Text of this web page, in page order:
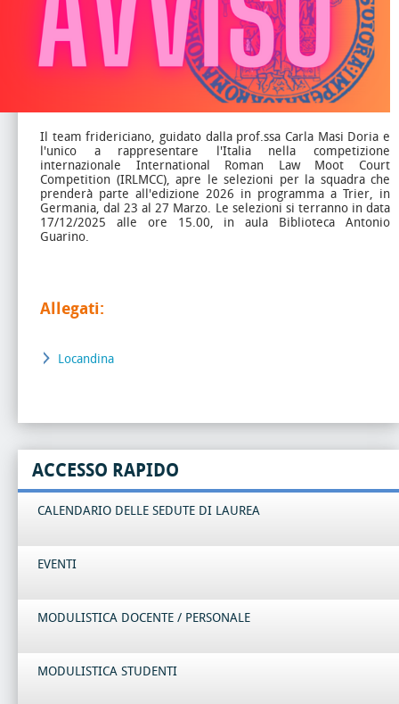
Il team fridericiano, guidato dalla prof.ssa Carla Masi Doria e
l'unico a rappresentare l'Italia nella competizione
internazionale International Roman Law Moot Court
Competition (IRLMCC), apre le selezioni per la squadra che
prenderà parte all'edizione 2026 in programma a Trier, in
Germania, dal 23 al 27 Marzo. Le selezioni si terranno in data
17/12/2025 alle ore 15.00, in aula Biblioteca Antonio
Guarino.
Allegati:
Locandina
ACCESSO RAPIDO
CALENDARIO DELLE SEDUTE DI LAUREA
EVENTI
MODULISTICA DOCENTE / PERSONALE
MODULISTICA STUDENTI